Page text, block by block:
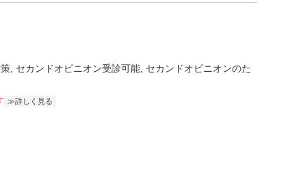
セカンドオピニオン受診可能 セカンドオピニオンのた
詳しく見る